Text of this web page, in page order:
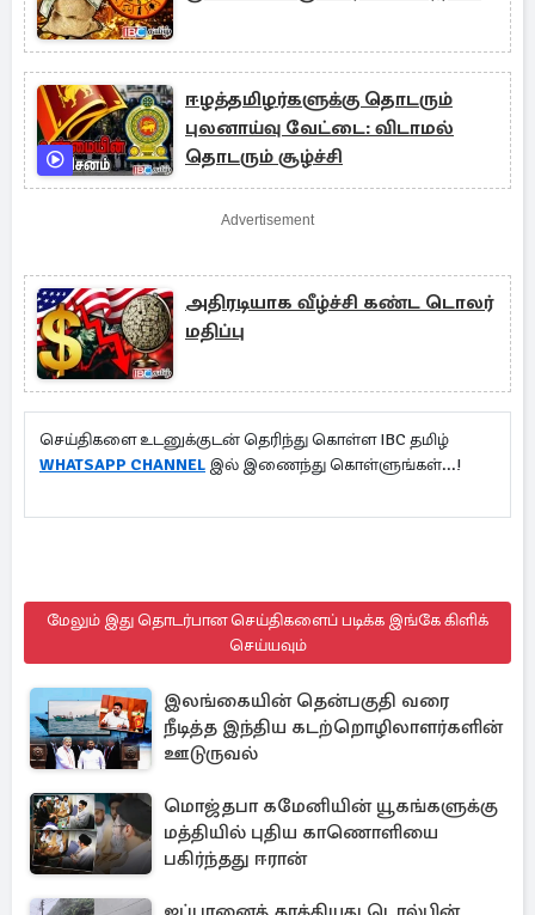
ஈழத்தமிழர்களுக்கு தொடரும்
புலனாய்வு வேட்டை: விடாமல்
தொடரும் சூழ்ச்சி
Advertisement
அதிரடியாக வீழ்ச்சி கண்ட டொலர்
மதிப்பு
செய்திகளை உடனுக்குடன் தெரிந்து கொள்ள IBC தமிழ்
WHATSAPP CHANNEL இல் இணைந்து கொள்ளுங்கள்...!
மேலும் இது தொடர்பான செய்திகளைப் படிக்க இங்கே கிளிக்
செய்யவும்
இலங்கையின் தென்பகுதி வரை
நீடித்த இந்திய கடற்றொழிலாளர்களின்
ஊடுருவல்
மொஜ்தபா கமேனியின் யூகங்களுக்கு
மத்தியில் புதிய காணொளியை
பகிர்ந்தது ஈரான்